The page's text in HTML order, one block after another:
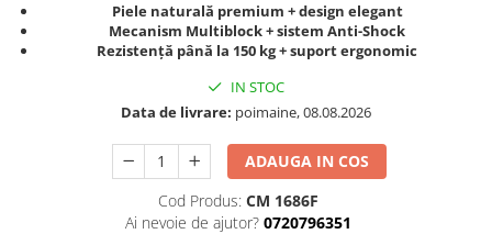
Piele naturală premium + design elegant
Mecanism Multiblock + sistem Anti-Shock
Rezistență până la 150 kg + suport ergonomic
IN STOC
Data de livrare: poimaine, 08.08.2026
ADAUGA IN COS
Cod Produs: CM 1686F
Ai nevoie de ajutor? 0720796351